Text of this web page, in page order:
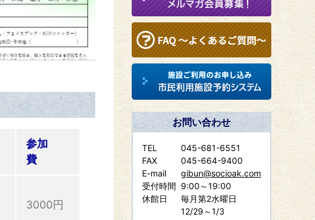
参加
費
3000円
お問い合わせ
TEL
045-681-6551
FAX
045-664-9400
E-mail
gibun@socioak.com
受付時間 9:00～19:00
休館日
毎月第2水曜日
12/29～1/3